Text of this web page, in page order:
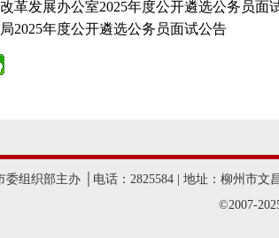
革发展办公室2025年度公开遴选公务员面
2025年度公开遴选公务员面试公告
委组织部主办 │电话：2825584 | 地址：柳州市文
©2007-